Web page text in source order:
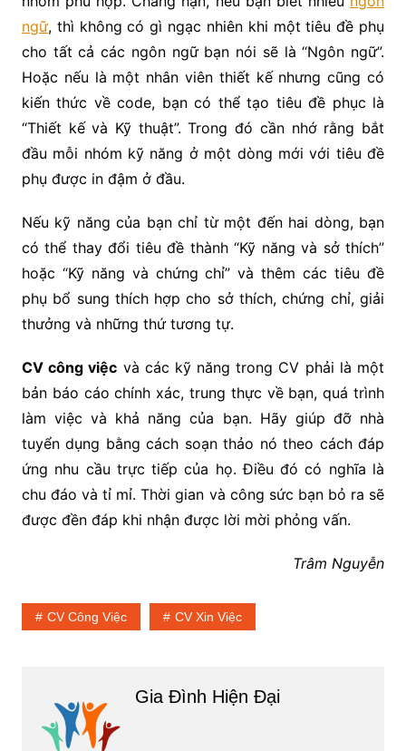
ngữ, thì không có gì ngạc nhiên khi một tiêu đề phụ
cho tất cả các ngôn ngữ bạn nói sẽ là “Ngôn ngữ”.
Hoặc nếu là một nhân viên thiết kế nhưng cũng có
kiến thức về code, bạn có thể tạo tiêu đề phục là
“Thiết kế và Kỹ thuật”. Trong đó cần nhớ rằng bắt
đầu mỗi nhóm kỹ năng ở một dòng mới với tiêu đề
phụ được in đậm ở đầu.
Nếu kỹ năng của bạn chỉ từ một đến hai dòng, bạn
có thể thay đổi tiêu đề thành “Kỹ năng và sở thích”
hoặc “Kỹ năng và chứng chỉ” và thêm các tiêu đề
phụ bổ sung thích hợp cho sở thích, chứng chỉ, giải
thưởng và những thứ tương tự.
CV công việc và các kỹ năng trong CV phải là một
bản báo cáo chính xác, trung thực về bạn, quá trình
làm việc và khả năng của bạn. Hãy giúp đỡ nhà
tuyển dụng bằng cách soạn thảo nó theo cách đáp
ứng nhu cầu trực tiếp của họ. Điều đó có nghĩa là
chu đáo và tỉ mỉ. Thời gian và công sức bạn bỏ ra sẽ
được đền đáp khi nhận được lời mời phỏng vấn.
Trâm Nguyễn
CV Công Việc CV Xin Việc
Gia Đình Hiện Đại